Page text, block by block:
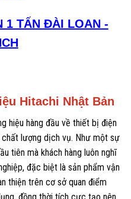
1 TẤN ĐÀI LOAN -
Hitachi Nhật Bản
hiệu hàng đầu về thiết bị điện
lượng dịch vụ. Như một sự
tiên mà khách hàng luôn nghĩ
đặc biệt là sản phẩm vận
thiện trên cơ sở quan điểm
đồng thời tích cực tạo nên